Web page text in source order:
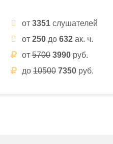
от 3351 слушателей
от 250 до 632 ак. ч.
от 5700 3990 руб.
до 10500 7350 руб.